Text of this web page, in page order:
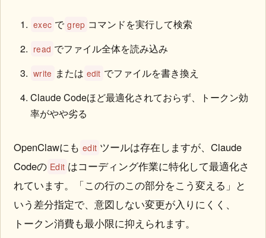
exec で grep コマンドを実行して検索
read でファイル全体を読み込み
write または edit でファイルを書き換え
Claude Codeほど最適化されておらず、トークン効
率がやや劣る
OpenClawにも edit ツールは存在しますが、Claude
Codeの Edit はコーディング作業に特化して最適化さ
れています。「この行のこの部分をこう変える」と
いう差分指定で、意図しない変更が入りにくく、
トークン消費も最小限に抑えられます。